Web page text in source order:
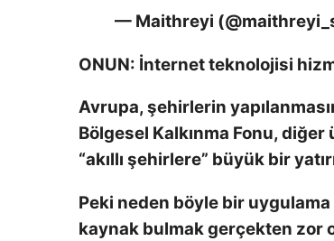
— Maithreyi
ONUN: İnternet teknolojisi
Avrupa, şehirlerin
Bölgesel Kalkınma Fonu,
“akıllı şehirlere” büyük bir
Peki neden böyle bir uygulama
kaynak bulmak gerçekten zor